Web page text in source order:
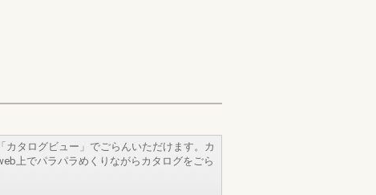
カタログビュー」でごらんいただけます。カ
上でパラパラめくりながらカタログをごら